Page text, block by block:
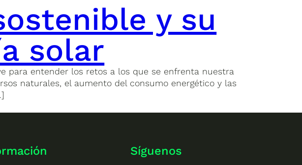
y su
solar
para entender los retos a los que se enfrenta nuestra
naturales, el aumento del consumo energético y las
Síguenos